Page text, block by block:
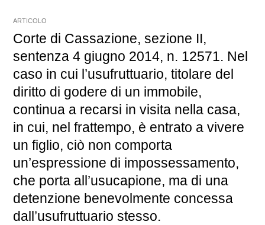
ARTICOLO
Corte di Cassazione, sezione II,
sentenza 4 giugno 2014, n. 12571. Nel
caso in cui l’usufruttuario, titolare del
diritto di godere di un immobile,
continua a recarsi in visita nella casa,
in cui, nel frattempo, è entrato a vivere
un figlio, ciò non comporta
un’espressione di impossessamento,
che porta all’usucapione, ma di una
detenzione benevolmente concessa
dall’usufruttuario stesso.